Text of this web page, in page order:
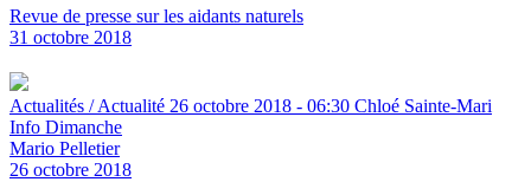
Revue de presse sur les aidants naturels
31 octobre 2018
Actualités / Actualité 26 octobre 2018 - 06:30 Chloé Sainte-Mari
Info Dimanche
Mario Pelletier
26 octobre 2018